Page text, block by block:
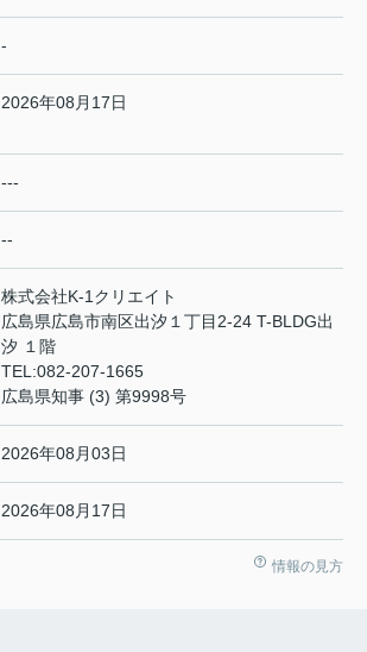
-
2026年08月17日
---
--
株式会社K-1クリエイト
広島県広島市南区出汐１丁目2-24 T-BLDG出
汐 １階
TEL:082-207-1665
広島県知事 (3) 第9998号
2026年08月03日
2026年08月17日
情報の見方